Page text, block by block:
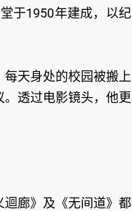
于1950年建成，以纪
天身处的校园被搬上
透过电影镜头，他更
廊》及《无间道》都